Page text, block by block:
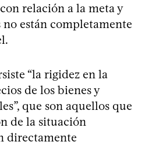
relación a la meta y
están completamente
“la rigidez en la
de los bienes y
que son aquellos que
de la situación
directamente